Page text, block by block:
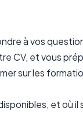
à vos
CV, et vous
sur les
et où